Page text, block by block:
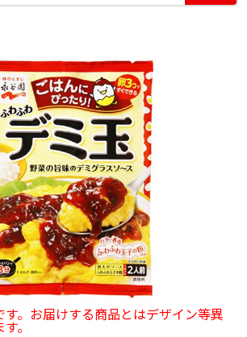
。お届けする商品とはデザイン等異
。